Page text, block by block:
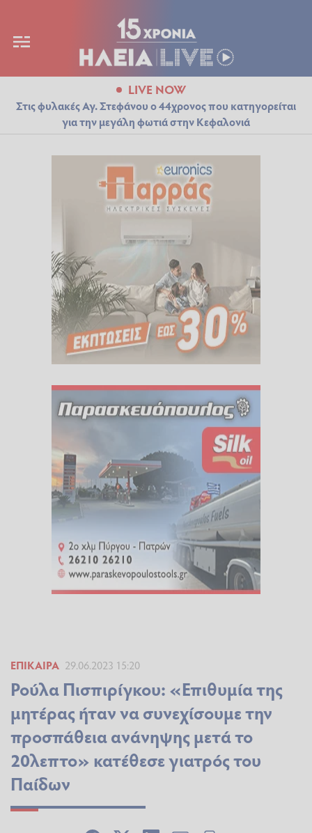
LIVE NOW
Στις φυλακές Αγ. Στεφάνου ο 44χρονος που κατηγορείται
για την μεγάλη φωτιά στην Κεφαλονιά
ΕΠΊΚΑΙΡΑ 29.06.2023 15:20
Ρούλα Πισπιρίγκου: «Επιθυμία της
μητέρας ήταν να συνεχίσουμε την
προσπάθεια ανάνηψης μετά το
20λεπτο» κατέθεσε γιατρός του
Παίδων